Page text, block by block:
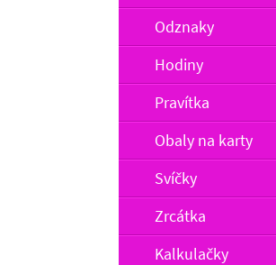
Odznaky
Hodiny
Pravítka
Obaly na karty
Svíčky
Zrcátka
Kalkulačky